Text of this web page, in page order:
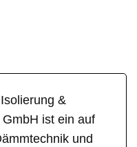
&
ist ein auf
und